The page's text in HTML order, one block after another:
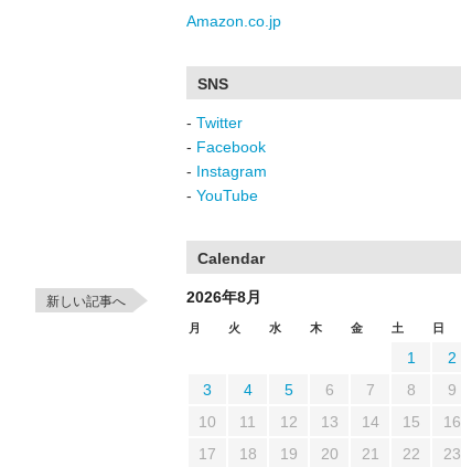
新しい記事へ
Amazon.co.jp
SNS
- Twitter
- Facebook
- Instagram
- YouTube
Calendar
2026年8月
月 火 水 木 金 土 日
1
2
3
4 5 6 7 8
9
10
11 12 13 14 15
16
17
18 19 20 21 22
23